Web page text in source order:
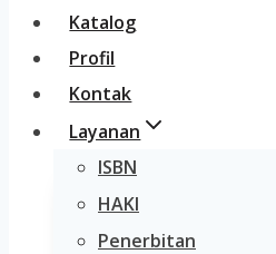
Katalog
Profil
Kontak
Layanan
ISBN
HAKI
Penerbitan